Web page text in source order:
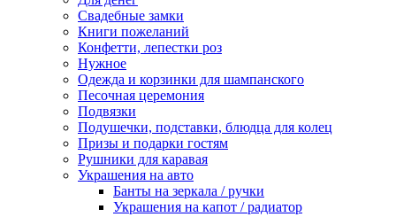
Свадебные замки
Книги пожеланий
Конфетти, лепестки роз
Нужное
Одежда и корзинки для шампанского
Песочная церемония
Подвязки
Подушечки, подставки, блюдца для колец
Призы и подарки гостям
Рушники для каравая
Украшения на авто
Банты на зеркала / ручки
Украшения на капот / радиатор